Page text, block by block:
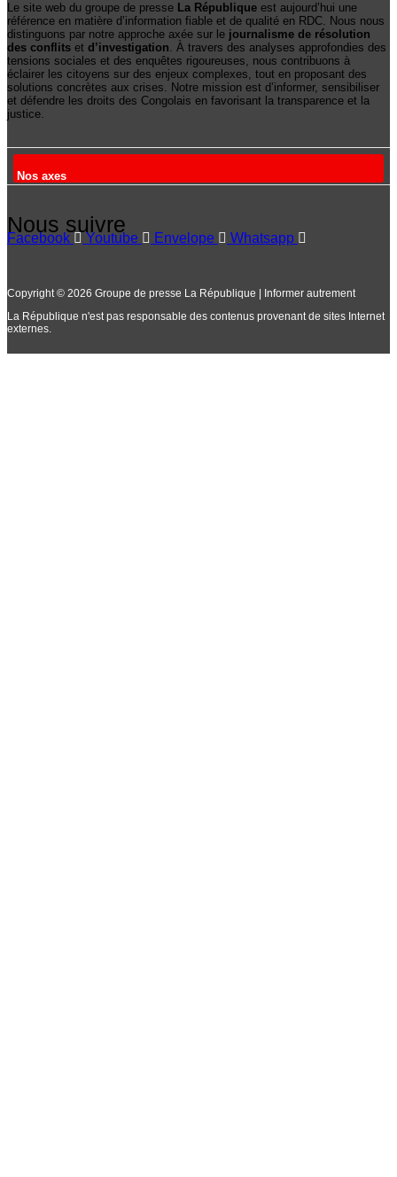
Le site web du groupe de presse La République est aujourd’hui une
référence en matière d’information fiable et de qualité en RDC. Nous nous
distinguons par notre approche axée sur le journalisme de résolution
des conflits et d’investigation. À travers des analyses approfondies des
tensions sociales et des enquêtes rigoureuses, nous contribuons à
éclairer les citoyens sur des enjeux complexes, tout en proposant des
solutions concrètes aux crises. Notre mission est d’informer, sensibiliser
et défendre les droits des Congolais en favorisant la transparence et la
justice.
Nos axes
Nous suivre
Facebook Youtube Envelope Whatsapp
Copyright © 2026 Groupe de presse La République | Informer autrement
La République n'est pas responsable des contenus provenant de sites Internet
externes.